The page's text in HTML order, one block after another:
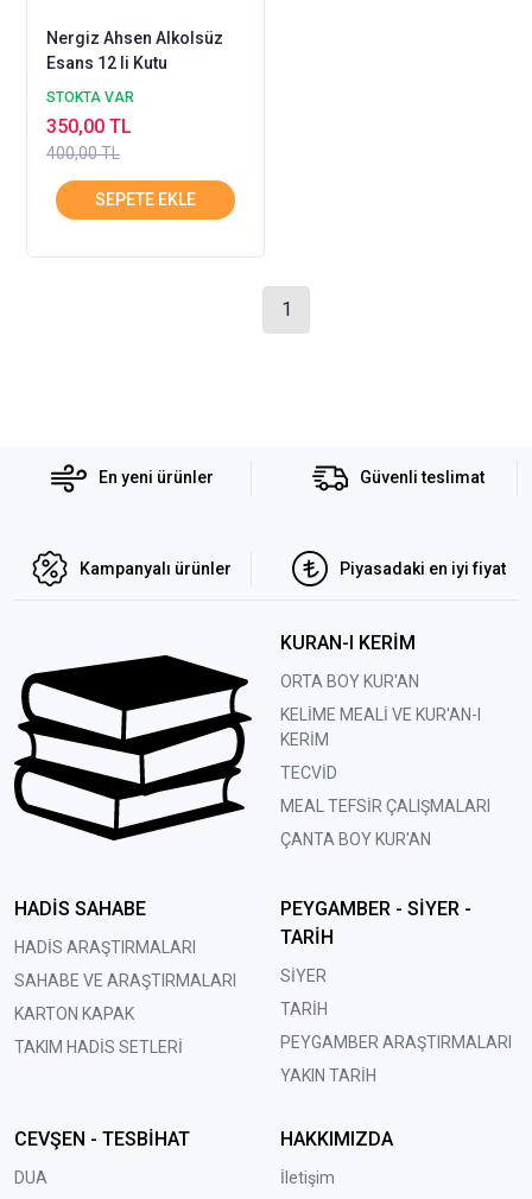
Nergiz Ahsen Alkolsüz
Esans 12 li Kutu
STOKTA VAR
400,00 TL
350,00 TL
1
En yeni ürünler Güvenli teslimat
Kampanyalı ürünler Piyasadaki en iyi fiyat
KURAN-I KERİM
ORTA BOY KUR'AN
KELİME MEALİ VE KUR'AN-I
KERİM
TECVİD
MEAL TEFSİR ÇALIŞMALARI
ÇANTA BOY KUR'AN
HADİS SAHABE
HADİS ARAŞTIRMALARI
SAHABE VE ARAŞTIRMALARI
KARTON KAPAK
TAKIM HADİS SETLERİ
PEYGAMBER - SİYER -
TARİH
SİYER
TARİH
PEYGAMBER ARAŞTIRMALARI
YAKIN TARİH
CEVŞEN - TESBİHAT
DUA
HAKKIMIZDA
İletişim